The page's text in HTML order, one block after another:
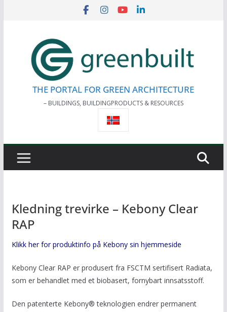
THE PORTAL FOR GREEN ARCHITECTURE
– BUILDINGS, BUILDINGPRODUCTS & RESOURCES
Kledning trevirke – Kebony Clear
RAP
Klikk her for produktinfo på Kebony sin hjemmeside
Kebony Clear RAP er produsert fra FSCTM sertifisert Radiata,
som er behandlet med et biobasert, fornybart innsatsstoff.
Den patenterte Kebony® teknologien endrer permanent